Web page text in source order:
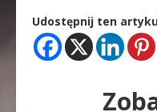
Udostępnij ten